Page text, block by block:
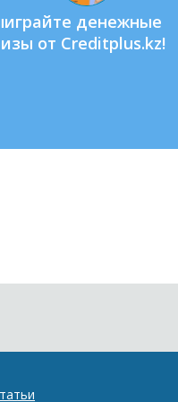
денежные
от Creditplus.kz!